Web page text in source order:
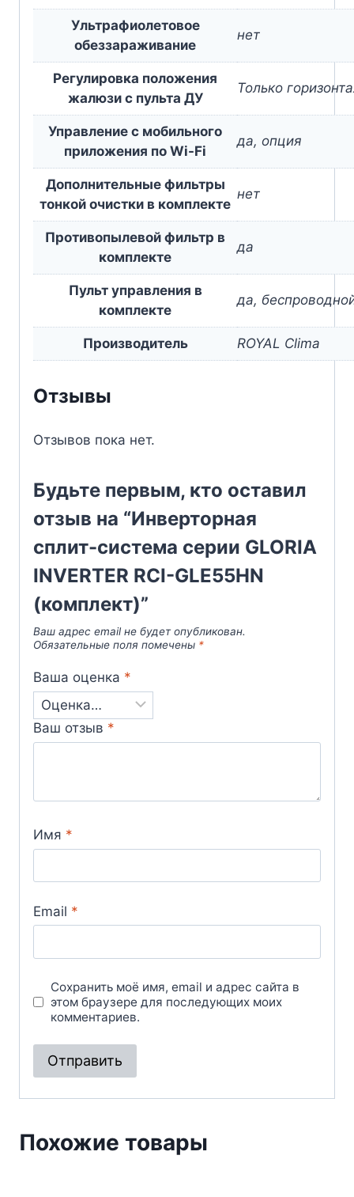
Ультрафиолетовое
обеззараживание
нет
Регулировка положения
жалюзи с пульта ДУ
Только
Управление c мобильного
приложения по Wi-Fi
да, опция
Дополнительные фильтры
тонкой очистки в комплекте
нет
Противопылевой фильтр в
комплекте
да
Пульт управления в
комплекте
да,
Производитель ROYAL Clima
Отзывы
Отзывов пока нет.
Будьте первым, кто оставил
отзыв на “Инверторная
сплит-система серии GLORIA
INVERTER RCI-GLE55HN
(комплект)”
Ваш адрес email не будет опубликован.
Обязательные поля помечены *
Ваша оценка *
Ваш отзыв *
Имя *
Email *
Сохранить моё имя, email и адрес сайта в
этом браузере для последующих моих
комментариев.
Похожие товары